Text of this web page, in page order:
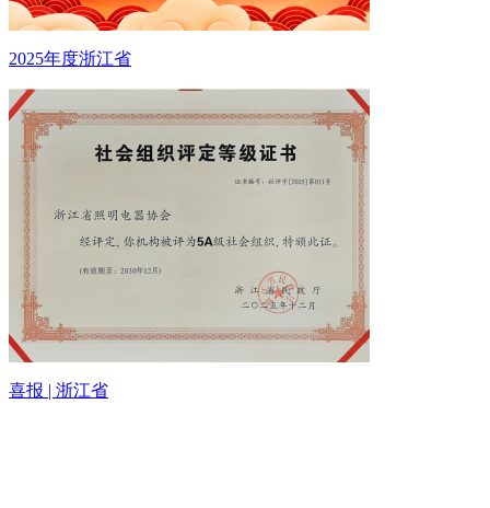
2025年度浙江省
喜报 | 浙江省